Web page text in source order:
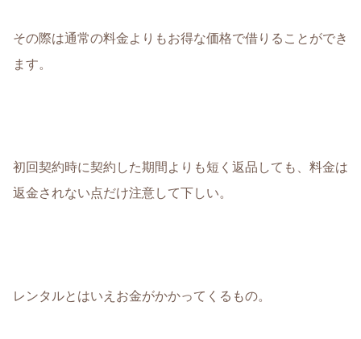
その際は通常の料金よりもお得な価格で借りることができ
ます。
初回契約時に契約した期間よりも短く返品しても、料金は
返金されない点だけ注意して下しい。
レンタルとはいえお金がかかってくるもの。